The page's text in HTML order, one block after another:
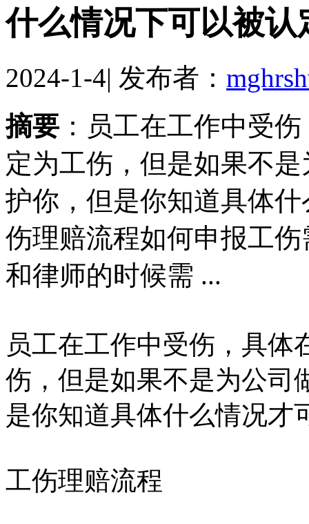
什么情况下可以被
2024-1-4| 发布者：
摘要 ：员工在工作中受
定为工伤，但是如果不
护你，但是你知道具体
伤理赔流程如何申报工
和律师的时候需 ...
员工在工作中受伤，具体
伤，但是如果不是为公司
是你知道具体什么情况才
工伤理赔流程